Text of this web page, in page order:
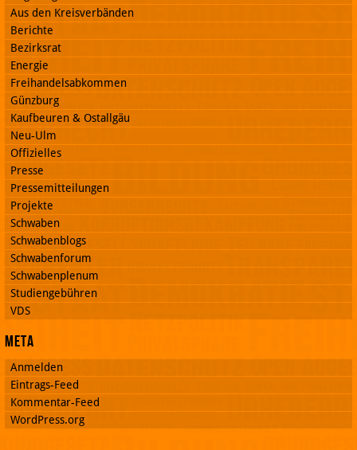
Aus den Kreisverbänden
Berichte
Bezirksrat
Energie
Freihandelsabkommen
Günzburg
Kaufbeuren & Ostallgäu
Neu-Ulm
Offizielles
Presse
Pressemitteilungen
Projekte
Schwaben
Schwabenblogs
Schwabenforum
Schwabenplenum
Studiengebühren
VDS
Meta
Anmelden
Eintrags-Feed
Kommentar-Feed
WordPress.org